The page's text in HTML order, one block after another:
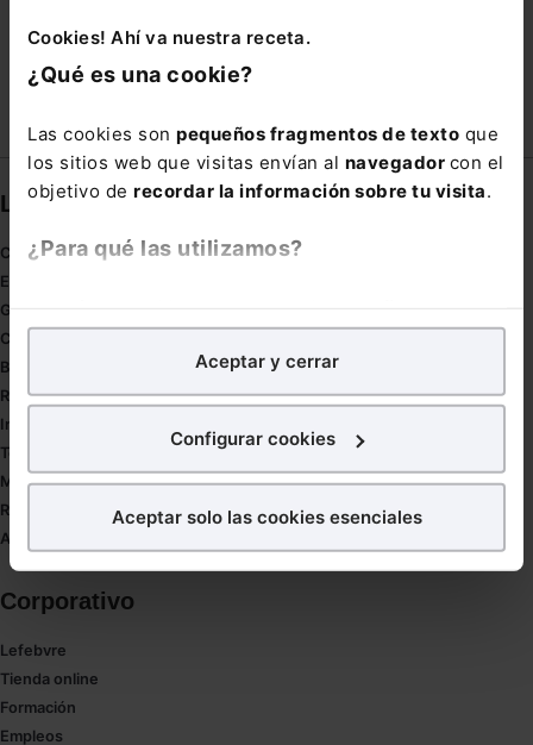
Cookies! Ahí va nuestra receta.
¿Qué es una cookie?
Las cookies son pequeños fragmentos de texto que
los sitios web que visitas envían al navegador con el
objetivo de recordar la información sobre tu visita.
¿Para qué las utilizamos?
analíticospara tratar demejorar tu experienciaen
nuestra página web. También con fines publicitarios,
para poder mostrarte publicidad y contenidos de tu
¿Qué puedes hacer?
en la web sea óptima
Puedesaceptar solo las esenciales
También puedes
seleccionar solo aquellas que quieras permitir en tu
navegador. Si no seleccionas ninguna utilizaremos
las que sean indispensables para la navegación.
Aceptar y cerrar
Configurar cookies
Aceptar solo las cookies esenciales
VEGETALES
Links directos
Coronavirus
Estudio de salud abogacía
Gestión de despachos
Compliance
Buenas Prácticas Tributarias
RGPD
Innovación
Tesauro
Mapa web
Redirect sitemap
Autores de El Derecho
Corporativo
Lefebvre
Tienda online
Formación
Empleos